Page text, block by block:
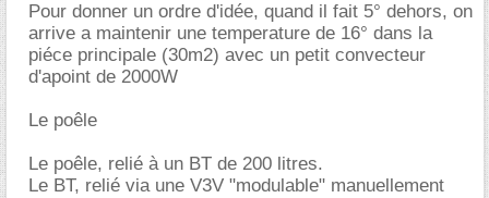
Pour donner un ordre d'idée, quand il fait 5° dehors, on
arrive a maintenir une temperature de 16° dans la
piéce principale (30m2) avec un petit convecteur
d'apoint de 2000W
Le poêle
Le poêle, relié à un BT de 200 litres.
Le BT, relié via une V3V "modulable" manuellement